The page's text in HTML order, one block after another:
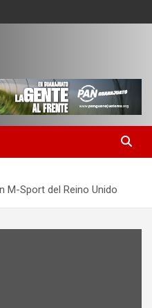
M-Sport del Reino Unido